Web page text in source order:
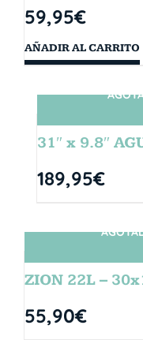
59,95€
AÑADIR AL CARRITO
31″ x 9.8″
189,95€
ZION 22L –
55,90€